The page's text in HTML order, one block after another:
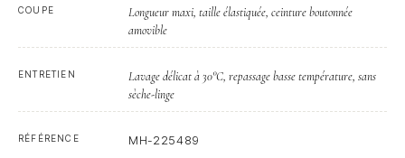
COUPE
Longueur maxi, taille élastiquée, ceinture boutonnée
amovible
ENTRETIEN
Lavage délicat à 30°C, repassage basse température, sans
sèche-linge
RÉFÉRENCE MH-225489